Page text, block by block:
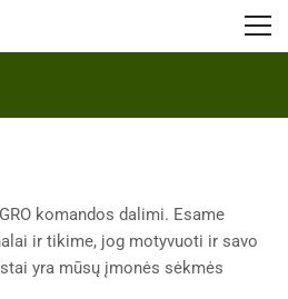
komandos dalimi. Esame
ir tikime, jog motyvuoti ir savo
yra mūsų įmonės sėkmės